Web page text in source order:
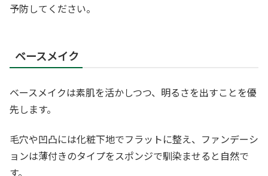
予防してください。
ベースメイク
ベースメイクは素肌を活かしつつ、明るさを出すことを優
先します。
毛穴や凹凸には化粧下地でフラットに整え、ファンデーシ
ョンは薄付きのタイプをスポンジで馴染ませると自然で
す。